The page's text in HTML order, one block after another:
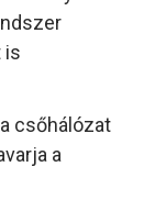
is
a csőhálózat
a